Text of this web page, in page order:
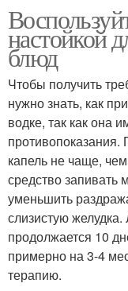
настойкой
блюд
Чтобы получить
нужно знать, как
водке, так как она
противопоказания.
капель не чаще,
средство запивать
уменьшить
слизистую
продолжается 10
примерно на 3-4
терапию.